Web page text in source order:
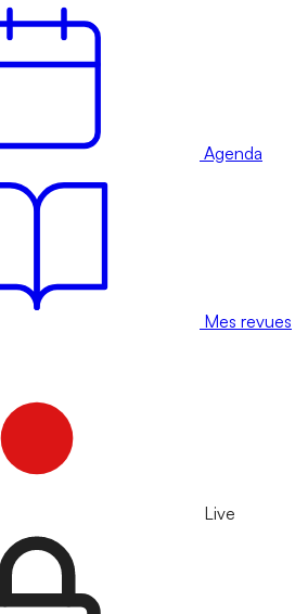
Agenda
Mes revues
Live